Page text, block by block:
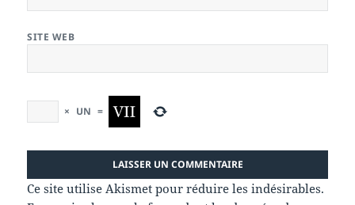
SITE WEB
× UN =
Ce site utilise Akismet pour réduire les indésirables.